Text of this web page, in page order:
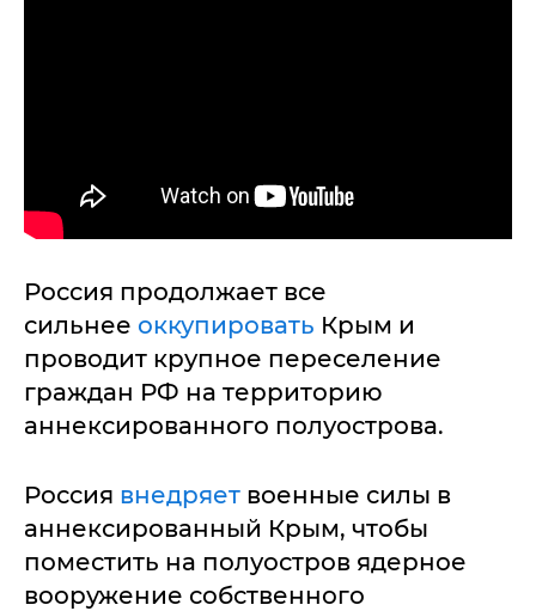
Россия продолжает все
сильнее оккупировать Крым и
проводит крупное переселение
граждан РФ на территорию
аннексированного полуострова.
Россия внедряет военные силы в
аннексированный Крым, чтобы
поместить на полуостров ядерное
вооружение собственного